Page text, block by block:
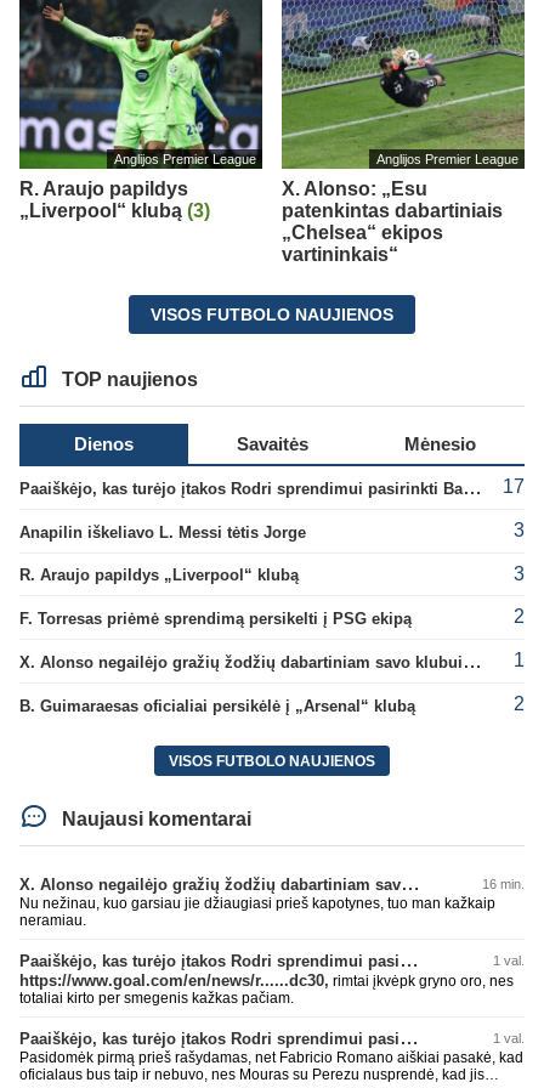
Anglijos Premier League
R. Araujo papildys
„Liverpool“ klubą (3)
Anglijos Premier League
X. Alonso: „Esu
patenkintas dabartiniais
„Chelsea“ ekipos
vartininkais“
VISOS FUTBOLO NAUJIENOS
TOP naujienos
Dienos Savaitės Mėnesio
Paaiškėjo, kas turėjo įtakos Rodri sprendimui pasirinkti Barselonos pusę 17
Anapilin iškeliavo L. Messi tėtis Jorge 3
R. Araujo papildys „Liverpool“ klubą 3
F. Torresas priėmė sprendimą persikelti į PSG ekipą 2
X. Alonso negailėjo gražių žodžių dabartiniam savo klubui „Chelsea“ 1
B. Guimaraesas oficialiai persikėlė į „Arsenal“ klubą 2
VISOS FUTBOLO NAUJIENOS
Naujausi komentarai
X. Alonso negailėjo gražių žodžių dabartiniam savo klubui „Chelsea“ 16 min.
Nu nežinau, kuo garsiau jie džiaugiasi prieš kapotynes, tuo man kažkaip
neramiau.
Paaiškėjo, kas turėjo įtakos Rodri sprendimui pasirinkti Barselonos pusę 1 val.
https://www.goal.com/en/news/r......dc30, rimtai įkvėpk gryno oro, nes
totaliai kirto per smegenis kažkas pačiam.
Paaiškėjo, kas turėjo įtakos Rodri sprendimui pasirinkti Barselonos pusę 1 val.
Pasidomėk pirmą prieš rašydamas, net Fabricio Romano aiškiai pasakė, kad
oficialaus bus taip ir nebuvo, nes Mouras su Perezu nusprendė, kad jis